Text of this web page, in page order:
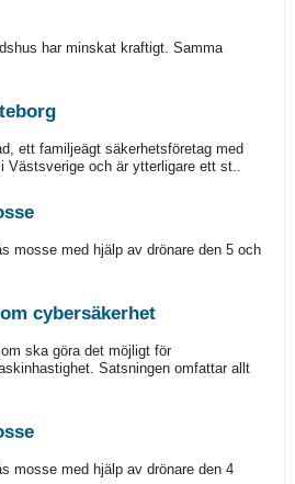
har minskat kraftigt. Samma
ett familjeägt säkerhetsföretag med
Västsverige och är ytterligare ett st..
mosse med hjälp av drönare den 5 och
cybersäkerhet
ska göra det möjligt för
Satsningen omfattar allt
mosse med hjälp av drönare den 4